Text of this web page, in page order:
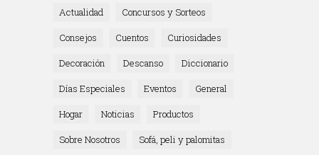
Actualidad
Concursos y Sorteos
Consejos
Cuentos
Curiosidades
Decoración
Descanso
Diccionario
Días Especiales
Eventos
General
Hogar
Noticias
Productos
Sobre Nosotros
Sofá, peli y palomitas